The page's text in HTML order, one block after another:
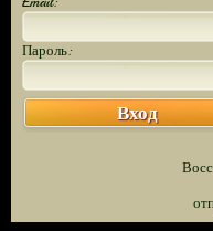
Пароль:
Вход